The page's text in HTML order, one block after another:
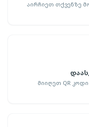
აირჩიეთ თქვენზე
მიიღეთ QR